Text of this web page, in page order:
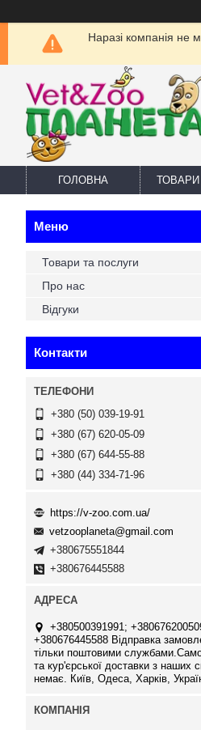
Наразі компанія не
ГОЛОВНА
Товари та послуги
Про нас
Відгуки
Контакти
+380 (50) 039-19-91
+380 (67) 620-05-09
+380 (67) 644-55-88
+380 (44) 334-71-96
https://v-zoo.com.ua/
vetzooplaneta@gmail.com
+380675551844
+380676445588
+380500391991;
+380676445588 Відправка
тільки поштовими
та кур'єрської доставки з наших
немає. Київ, Одеса, Харків,